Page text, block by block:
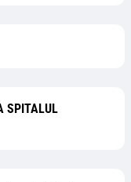
SPITALUL